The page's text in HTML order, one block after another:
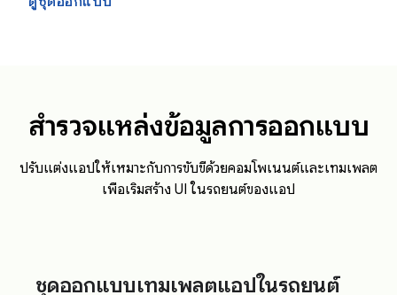
สำรวจแหล่งข้อมูลการออกแบบ
ปรับแต่งแอปให้เหมาะกับการขับขี่ด้วยคอมโพเนนต์และเทมเพลต
เพื่อเริ่มสร้าง UI ในรถยนต์ของแอป
ชุดออกแบบเทมเพลตแอปในรถยนต์